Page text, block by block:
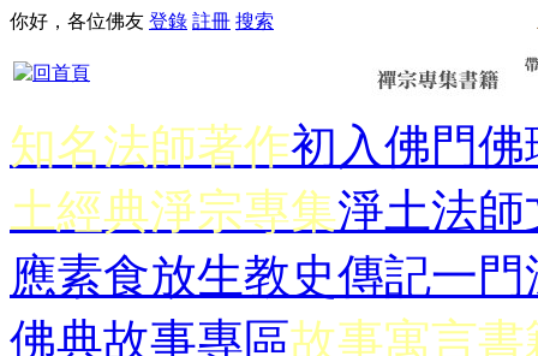
你好，各位佛友 登錄 註冊 搜索
知名法師著作初入佛門佛
土經典淨宗專集淨土法師
應素食放生教史傳記一門
佛典故事專區故事寓言書